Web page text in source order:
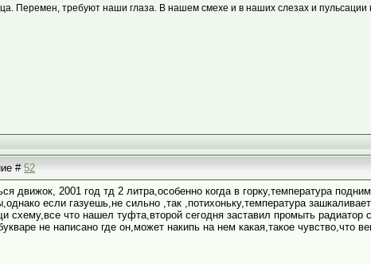
Перемен, требуют наши глаза. В нашем смехе и в наших слезах и
#52
движок, 2001 год тд 2 литра,особенно когда в горку,температура
если газуешь,не сильно ,так ,потихоньку,температура
схему,все что нашел туфта,второй сегодня заставил промыть радиатор
не написано где он,может накипь на нем какая,такое чувство,что